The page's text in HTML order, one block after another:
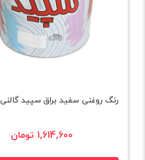
رنگ روغنی سفید براق سپید گالنی
1,614,600 تومان